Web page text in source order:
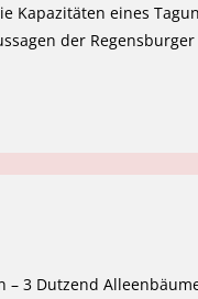
Kapazitäten eines
der
– 3 Dutzend